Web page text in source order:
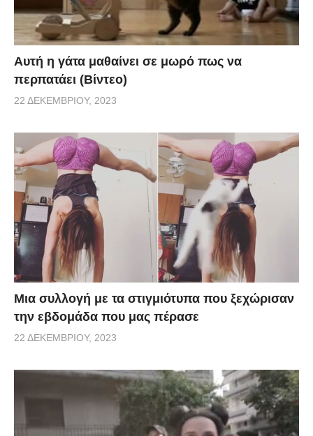
Αυτή η γάτα μαθαίνει σε μωρό πως να
περπατάει (Βίντεο)
22 ΔΕΚΕΜΒΡΊΟΥ, 2023
Μια συλλογή με τα στιγμιότυπα που ξεχώρισαν
την εβδομάδα που μας πέρασε
22 ΔΕΚΕΜΒΡΊΟΥ, 2023